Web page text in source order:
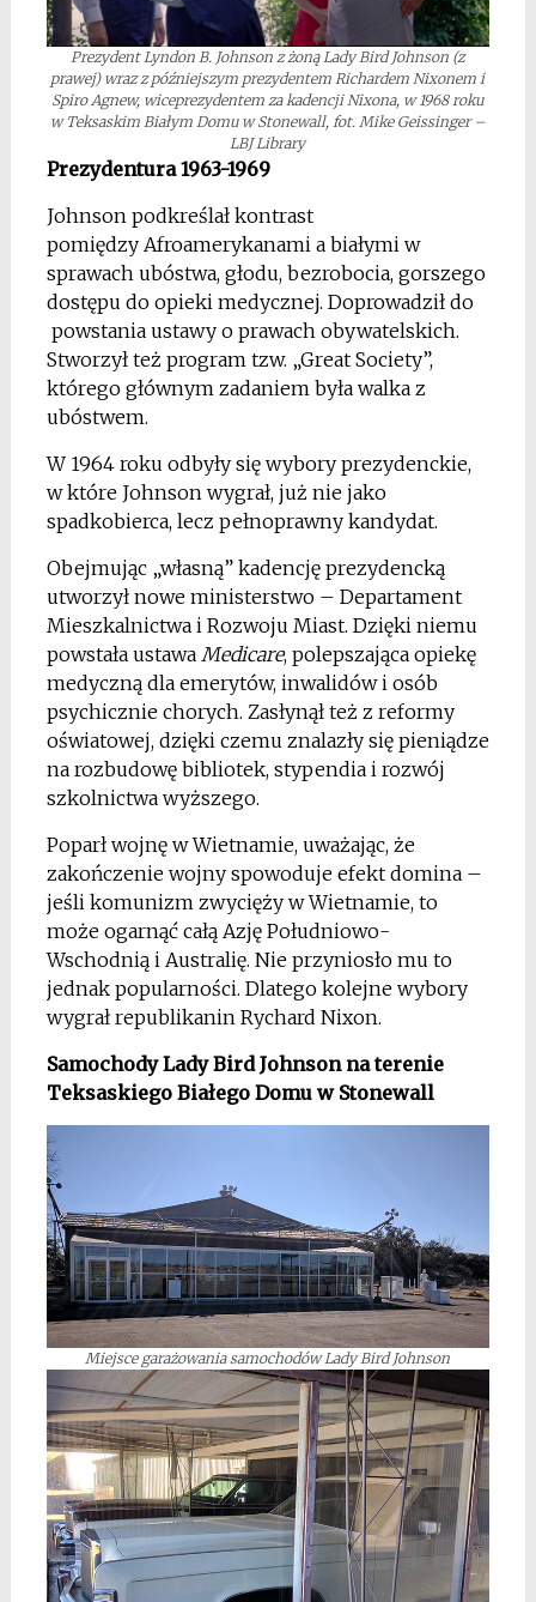
Prezydent Lyndon B. Johnson z żoną Lady Bird Johnson (z
prawej) wraz z późniejszym prezydentem Richardem Nixonem i
Spiro Agnew, wiceprezydentem za kadencji Nixona, w 1968 roku
w Teksaskim Białym Domu w Stonewall, fot. Mike Geissinger –
LBJ Library
Prezydentura 1963-1969
Johnson podkreślał kontrast
pomiędzy Afroamerykanami a białymi w
sprawach ubóstwa, głodu, bezrobocia, gorszego
dostępu do opieki medycznej. Doprowadził do
powstania ustawy o prawach obywatelskich.
Stworzył też program tzw. „Great Society”,
którego głównym zadaniem była walka z
ubóstwem.
W 1964 roku odbyły się wybory prezydenckie,
w które Johnson wygrał, już nie jako
spadkobierca, lecz pełnoprawny kandydat.
Obejmując „własną” kadencję prezydencką
utworzył nowe ministerstwo – Departament
Mieszkalnictwa i Rozwoju Miast. Dzięki niemu
powstała ustawa Medicare, polepszająca opiekę
medyczną dla emerytów, inwalidów i osób
psychicznie chorych. Zasłynął też z reformy
oświatowej, dzięki czemu znalazły się pieniądze
na rozbudowę bibliotek, stypendia i rozwój
szkolnictwa wyższego.
Poparł wojnę w Wietnamie, uważając, że
zakończenie wojny spowoduje efekt domina –
jeśli komunizm zwycięży w Wietnamie, to
może ogarnąć całą Azję Południowo-
Wschodnią i Australię. Nie przyniosło mu to
jednak popularności. Dlatego kolejne wybory
wygrał republikanin Rychard Nixon.
Samochody Lady Bird Johnson na terenie
Teksaskiego Białego Domu w Stonewall
Miejsce garażowania samochodów Lady Bird Johnson